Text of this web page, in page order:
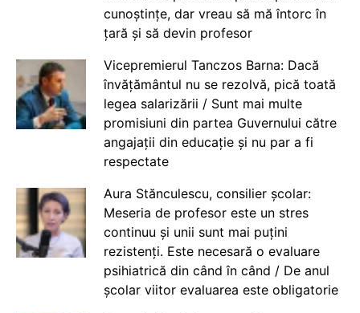
cunoștințe, dar vreau să mă întorc în
țară și să devin profesor
Vicepremierul Tanczos Barna: Dacă
învățământul nu se rezolvă, pică toată
legea salarizării / Sunt mai multe
promisiuni din partea Guvernului către
angajații din educație și nu par a fi
respectate
Aura Stănculescu, consilier școlar:
Meseria de profesor este un stres
continuu și unii sunt mai puțini
rezistenți. Este necesară o evaluare
psihiatrică din când în când / De anul
școlar viitor evaluarea este obligatorie